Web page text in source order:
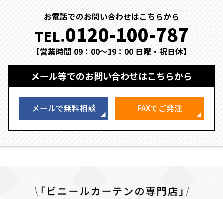
お電話でのお問い合わせはこちらから
TEL.0120-100-787
【営業時間 09：00～19：00 日曜・祝日休】
メール等でのお問い合わせはこちらから
メールで無料相談 FAXでご発注